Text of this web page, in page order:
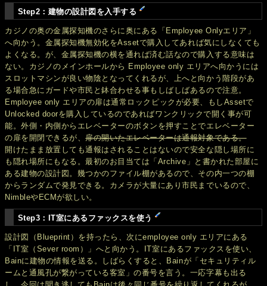
Step2：建物の設計図を入手する
カジノの奥の金属探知機のさらに奥にある「Employee Onlyエリア」
へ向かう。金属探知機無効化をAssetで購入してあれば気にしなくても
よくなる。が、金属探知機の横を通れば済む話なので購入する意味は
ない。カジノのメインホールから Employee only エリアへ向かうには
スロットマシンが良い物陰となってくれるが、上へと向かう階段があ
る場合急にガードや市民と鉢合わせる事もしばしばあるので注意。
Employee only エリアの扉は通常ロックピックが必要、もしAssetで
Unlocked doorを購入しているのであればワンクリックで開く事が可
能。外側・内側からエレベーターのボタンを押すことでエレベーター
の扉を開閉できるが、扉の開いたエレベーターは通報対象である。
開けたまま放置しても通報はされることはないので安全な隠し場所に
も隠れ場所にもなる。最初のお目当ては「Archive」と書かれた部屋に
ある建物の設計図。幾つかのファイル棚があるので、その内一つの棚
からランダムで発見できる。カメラが大量にあり市民までいるので、
NimbleやECMが欲しい。
Step3：IT室にあるファックスを使う
設計図（Blueprint）を持ったら、次にemployee only エリアにある
「IT室（Sever room）」へと向かう。IT室にあるファックスを使い、
Bainに建物の情報を送る。しばらくすると、Bainが「セキュリティル
ームと通風孔が繋がっている客室」の番号を言う。一応字幕も出る